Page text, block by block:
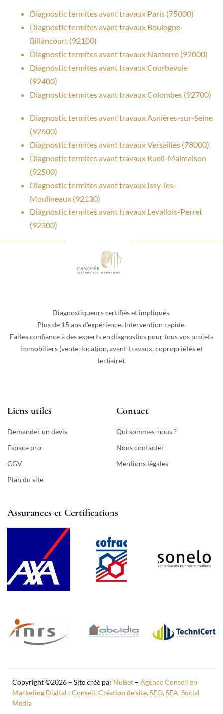
Diagnostic termites avant travaux Paris (75000)
Diagnostic termites avant travaux Boulogne-
Billancourt (92100)
Diagnostic termites avant travaux Nanterre (92000)
Diagnostic termites avant travaux Courbevoie
(92400)
Diagnostic termites avant travaux Colombes (92700)
Diagnostic termites avant travaux Asnières-sur-Seine
(92600)
Diagnostic termites avant travaux Versailles (78000)
Diagnostic termites avant travaux Rueil-Malmaison
(92500)
Diagnostic termites avant travaux Issy-les-
Moulineaux (92130)
Diagnostic termites avant travaux Levallois-Perret
(92300)
Diagnostiqueurs certifiés et impliqués.
Plus de 15 ans d’expérience. Intervention rapide.
Faites confiance à des experts en diagnostics pour tous vos projets
immobiliers (vente, location, avant-travaux, copropriétés et
tertiaire).
Liens utiles
Demander un devis
Espace pro
CGV
Plan du site
Contact
Qui sommes-nous ?
Nous contacter
Mentions légales
Assurances et Certifications
Copyright ©2026 – Site créé par NuBet – Agence Conseil en
Marketing Digital : Conseil, Création de site, SEO, SEA, Social
Media